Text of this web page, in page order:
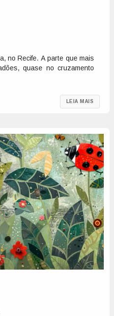
no Recife. A parte que mais
quase no cruzamento
LEIA MAIS